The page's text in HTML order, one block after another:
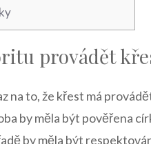
provádět
na to, že křest má
by měla být pověřena
by měla být